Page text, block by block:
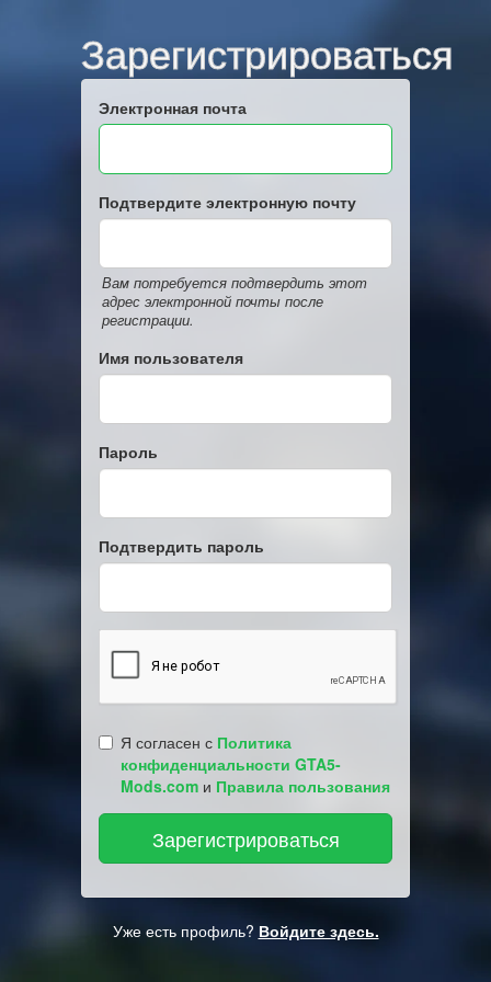
Зарегистрироваться
Электронная почта
Подтвердите электронную почту
Вам потребуется подтвердить этот
адрес электронной почты после
регистрации.
Имя пользователя
Пароль
Подтвердить пароль
Я согласен с Политика
конфиденциальности GTA5-
Mods.com и Правила пользования
Уже есть профиль? Войдите здесь.